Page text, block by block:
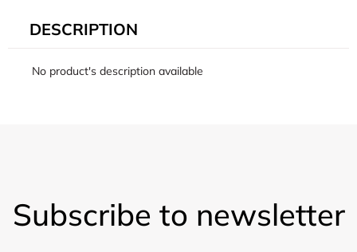
DESCRIPTION
No product's description available
Subscribe to newsletter